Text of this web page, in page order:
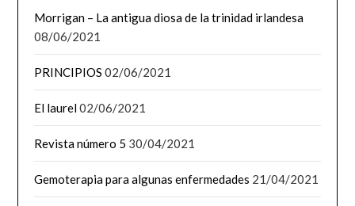
Morrigan – La antigua diosa de la trinidad irlandesa
08/06/2021
PRINCIPIOS 02/06/2021
El laurel02/06/2021
Revista número 5 30/04/2021
Gemoterapia para algunas enfermedades 21/04/2021